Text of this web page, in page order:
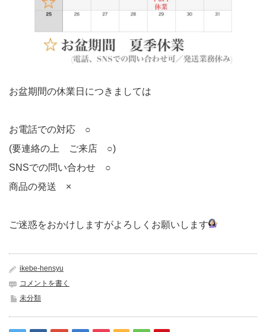
お盆期間の休業日につきましては
お電話での対応 ○
(要連絡の上 ご来店 ○)
SNSでの問い合わせ ○
商品の発送 ×
ご迷惑をおかけしますがよろしくお願いします
ikebe-hensyu
コメントを書く
未分類